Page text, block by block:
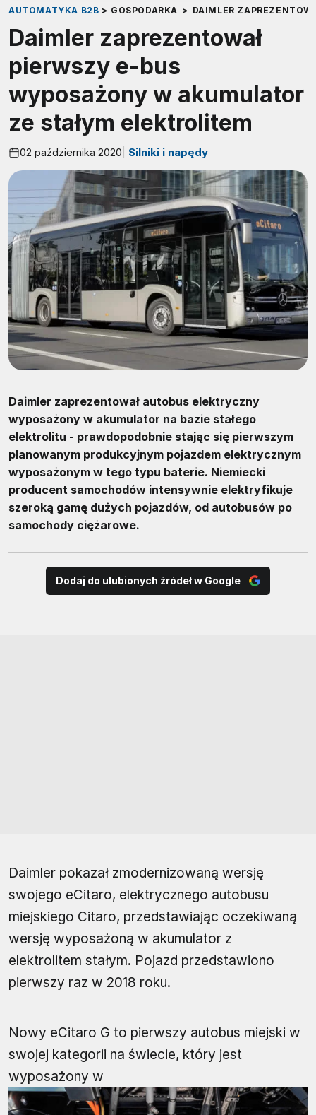
AUTOMATYKA B2B > GOSPODARKA > DAIMLER
Daimler zaprezentował
pierwszy e-bus
wyposażony w akumulator
ze stałym elektrolitem
02 października 2020 Silniki i napędy
Daimler zaprezentował autobus elektryczny
wyposażony w akumulator na bazie stałego
elektrolitu - prawdopodobnie stając się pierwszym
planowanym produkcyjnym pojazdem elektrycznym
wyposażonym w tego typu baterie. Niemiecki
producent samochodów intensywnie elektryfikuje
szeroką gamę dużych pojazdów, od autobusów po
samochody ciężarowe.
Dodaj do ulubionych źródeł w Google
Daimler pokazał zmodernizowaną wersję
swojego eCitaro, elektrycznego autobusu
miejskiego Citaro, przedstawiając oczekiwaną
wersję wyposażoną w akumulator z
elektrolitem stałym. Pojazd przedstawiono
pierwszy raz w 2018 roku.
Nowy eCitaro G to pierwszy autobus miejski w
swojej kategorii na świecie, który jest
wyposażony w